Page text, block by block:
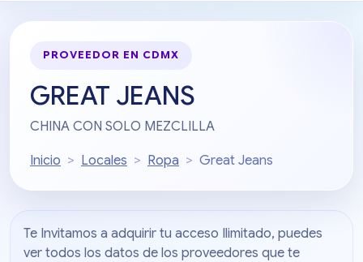
PROVEEDOR EN CDMX
GREAT JEANS
CHINA CON SOLO MEZCLILLA
Inicio Locales Ropa Great Jeans
Te Invitamos a adquirir tu acceso Ilimitado, puedes
ver todos los datos de los proveedores que te